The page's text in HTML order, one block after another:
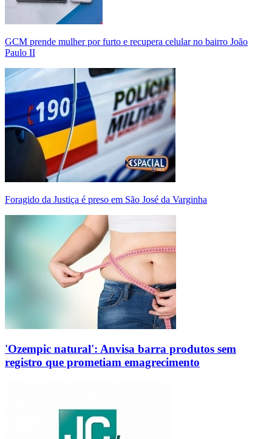
GCM prende mulher por furto e recupera celular no bairro João
Paulo II
Foragido da Justiça é preso em São José da Varginha
'Ozempic natural': Anvisa barra produtos sem
registro que prometiam emagrecimento